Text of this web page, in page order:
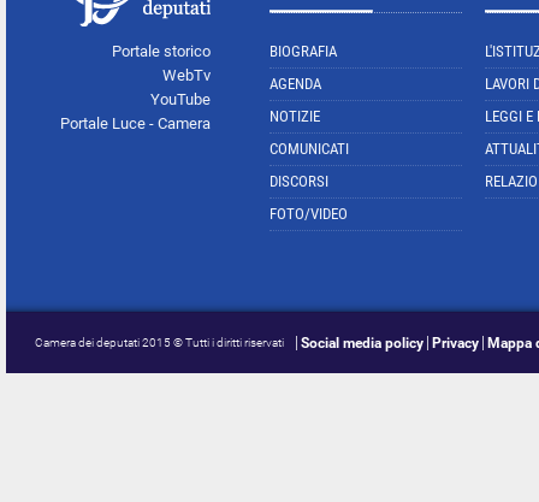
Portale storico
WebTv
YouTube
Portale Luce - Camera
BIOGRAFIA
AGENDA
NOTIZIE
COMUNICATI
DISCORSI
FOTO/VIDEO
LAVORI
LEGGI E
Camera dei deputati 2015 © Tutti i diritti riservati Social media policy Privacy Mappa